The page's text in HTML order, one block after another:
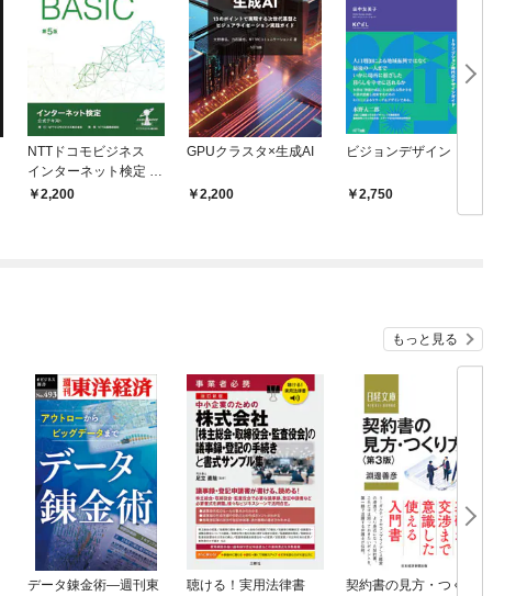
NTTドコモビジネス
インターネット検定 .c
om Master BASIC 公式
2,200
GPUクラスタ×生成AI
2,200
ビジョンデザイン
2,750
もっと見る
データ錬金術―週刊東
聴ける！実用法律書
契約書の見方・つくり